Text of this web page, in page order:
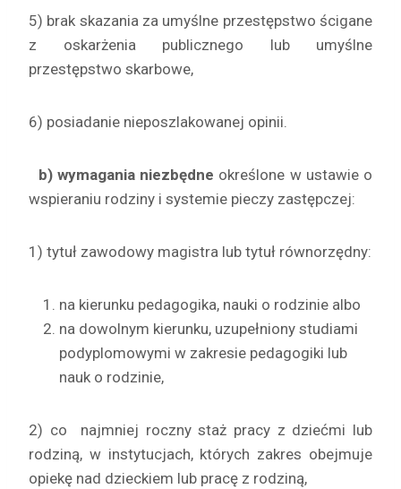
5) brak skazania za umyślne przestępstwo ścigane
z oskarżenia publicznego lub umyślne
przestępstwo skarbowe,
6) posiadanie nieposzlakowanej opinii.
b) wymagania niezbędne określone w ustawie o
wspieraniu rodziny i systemie pieczy zastępczej:
1) tytuł zawodowy magistra lub tytuł równorzędny:
na kierunku pedagogika, nauki o rodzinie albo
na dowolnym kierunku, uzupełniony studiami
podyplomowymi w zakresie pedagogiki lub
nauk o rodzinie,
2) co najmniej roczny staż pracy z dziećmi lub
rodziną, w instytucjach, których zakres obejmuje
opiekę nad dzieckiem lub pracę z rodziną,